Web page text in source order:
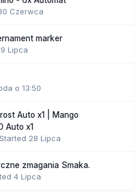
Czerwca
marker
Lipca
o 13:50
Auto x1 | Mango
Auto x1
Started 28 Lipca
zmagania Smaka.
4 Lipca